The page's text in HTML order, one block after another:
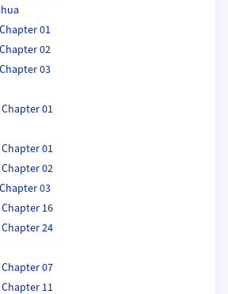
01
02
03
01
01
02
03
16
24
07
11